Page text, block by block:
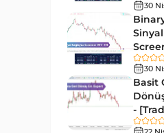
Likidite MT4
Day Trading MT4
Eğitimsel MT4
Volatilite MT4
Tersine MT4
30
Sinyal
30
Basit
-